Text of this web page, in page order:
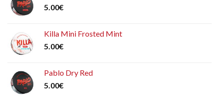
5.00€
Killa Mini Frosted Mint
5.00€
Pablo Dry Red
5.00€